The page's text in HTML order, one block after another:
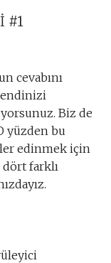
#1
cevabını
Biz de
yüzden bu
edinmek için
dört farklı